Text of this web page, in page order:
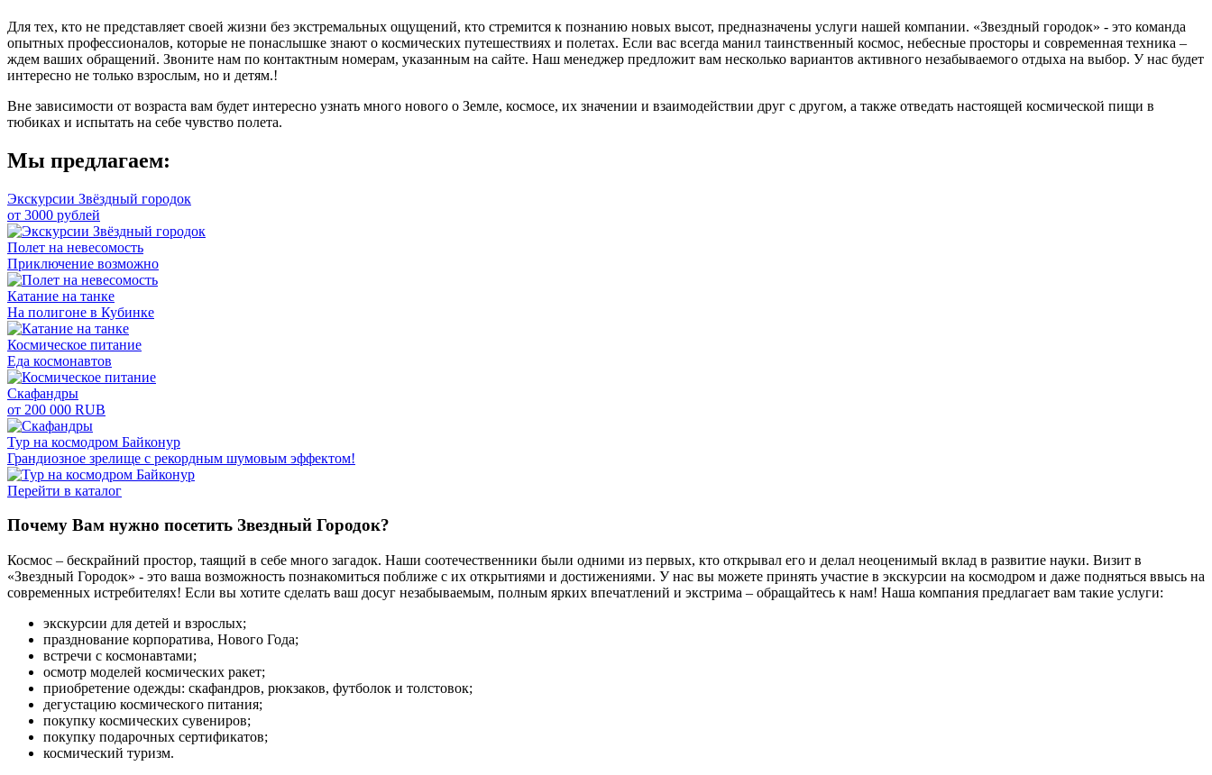
Для тех, кто не представляет своей жизни без экстремальных ощущений, кто стремится к познанию новых высот, предназначены услуги нашей компании. «Звездный городок» - это команда
опытных профессионалов, которые не понаслышке знают о космических путешествиях и полетах. Если вас всегда манил таинственный космос, небесные просторы и современная техника –
ждем ваших обращений. Звоните нам по контактным номерам, указанным на сайте. Наш менеджер предложит вам несколько вариантов активного незабываемого отдыха на выбор. У нас будет
интересно не только взрослым, но и детям.!
Вне зависимости от возраста вам будет интересно узнать много нового о Земле, космосе, их значении и взаимодействии друг с другом, а также отведать настоящей космической пищи в
тюбиках и испытать на себе чувство полета.
Мы предлагаем:
Экскурсии Звёздный городок
от 3000 рублей
Полет на невесомость
Приключение возможно
Катание на танке
На полигоне в Кубинке
Космическое питание
Еда космонавтов
Скафандры
от 200 000 RUB
Тур на космодром Байконур
Грандиозное зрелище с рекордным шумовым эффектом!
Перейти в каталог
Почему Вам нужно посетить Звездный Городок?
Космос – бескрайний простор, таящий в себе много загадок. Наши соотечественники были одними из первых, кто открывал его и делал неоценимый вклад в развитие науки. Визит в
«Звездный Городок» - это ваша возможность познакомиться поближе с их открытиями и достижениями. У нас вы можете принять участие в экскурсии на космодром и даже подняться ввысь на
современных истребителях! Если вы хотите сделать ваш досуг незабываемым, полным ярких впечатлений и экстрима – обращайтесь к нам! Наша компания предлагает вам такие услуги:
экскурсии для детей и взрослых;
празднование корпоратива, Нового Года;
встречи с космонавтами;
осмотр моделей космических ракет;
приобретение одежды: скафандров, рюкзаков, футболок и толстовок;
дегустацию космического питания;
покупку космических сувениров;
покупку подарочных сертификатов;
космический туризм.